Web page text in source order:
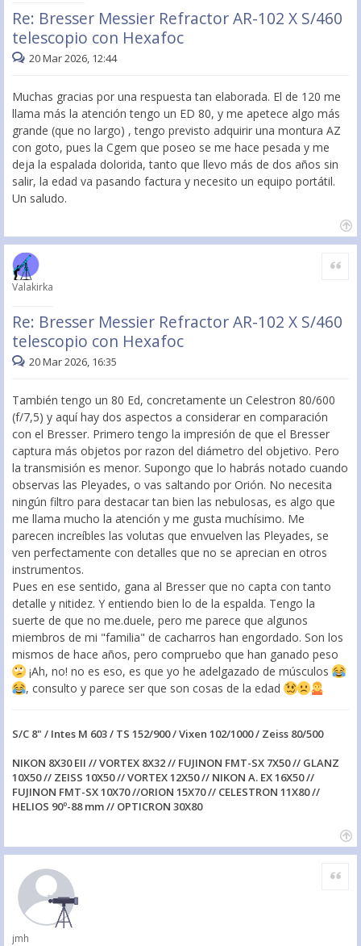
Re: Bresser Messier Refractor AR-102 X S/460
telescopio con Hexafoc
20 Mar 2026, 12:44
Muchas gracias por una respuesta tan elaborada. El de 120 me
llama más la atención tengo un ED 80, y me apetece algo más
grande (que no largo) , tengo previsto adquirir una montura AZ
con goto, pues la Cgem que poseo se me hace pesada y me
deja la espalada dolorida, tanto que llevo más de dos años sin
salir, la edad va pasando factura y necesito un equipo portátil.
Un saludo.
Valakirka
Re: Bresser Messier Refractor AR-102 X S/460
telescopio con Hexafoc
Citar
20 Mar 2026, 16:35
También tengo un 80 Ed, concretamente un Celestron 80/600
(f/7,5) y aquí hay dos aspectos a considerar en comparación
con el Bresser. Primero tengo la impresión de que el Bresser
captura más objetos por razon del diámetro del objetivo. Pero
la transmisión es menor. Supongo que lo habrás notado cuando
observas las Pleyades, o vas saltando por Orión. No necesita
ningún filtro para destacar tan bien las nebulosas, es algo que
me llama mucho la atención y me gusta muchísimo. Me
parecen increíbles las volutas que envuelven las Pleyades, se
ven perfectamente con detalles que no se aprecian en otros
instrumentos.
Pues en ese sentido, gana al Bresser que no capta con tanto
detalle y nitidez. Y entiendo bien lo de la espalda. Tengo la
suerte de que no me.duele, pero me parece que algunos
miembros de mi "familia" de cacharros han engordado. Son los
mismos de hace años, pero compruebo que han ganado peso
¡Ah, no! no es eso, es que yo he adelgazado de músculos
, consulto y parece ser que son cosas de la edad
S/C 8" / Intes M 603 / TS 152/900 / Vixen 102/1000 / Zeiss 80/500
NIKON 8X30 EII // VORTEX 8X32 // FUJINON FMT-SX 7X50 // GLANZ
10X50 // ZEISS 10X50 // VORTEX 12X50 // NIKON A. EX 16X50 //
FUJINON FMT-SX 10X70 //ORION 15X70 // CELESTRON 11X80 //
HELIOS 90º-88 mm // OPTICRON 30X80
jmh
Citar